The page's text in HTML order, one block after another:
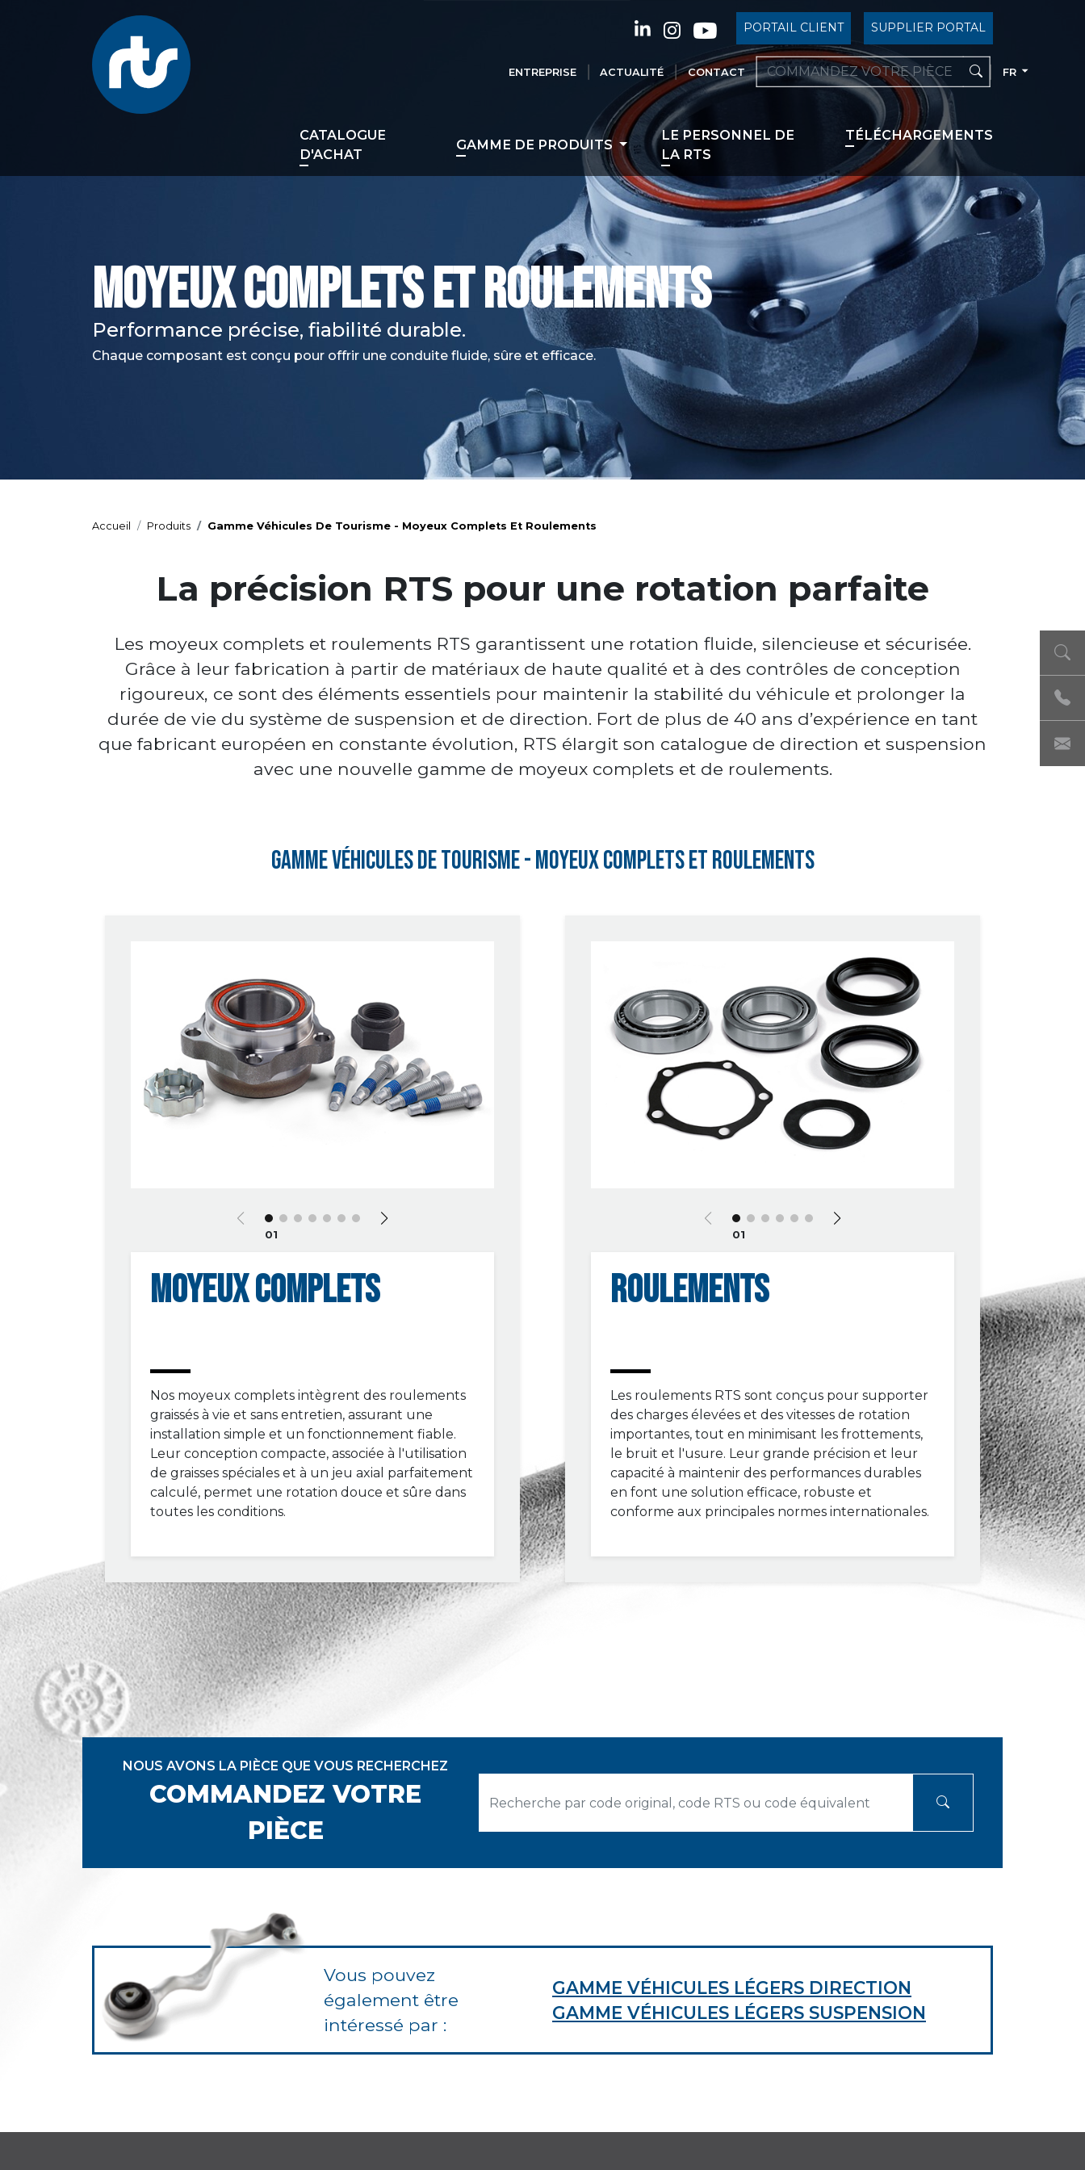
PORTAIL CLIENT SUPPLIER PORTAL
ENTREPRISE ACTUALITÉ CONTACT FR
CATALOGUE
D'ACHAT
GAMME DE PRODUITS
LE PERSONNEL DE
LA RTS
TÉLÉCHARGEMENTS
MOYEUX COMPLETS ET ROULEMENTS
Performance précise, fiabilité durable.
Chaque composant est conçu pour offrir une conduite fluide, sûre et efficace.
Accueil Produits Gamme Véhicules De Tourisme - Moyeux Complets Et Roulements
La précision RTS pour une rotation parfaite
Les moyeux complets et roulements RTS garantissent une rotation fluide, silencieuse et sécurisée.
Grâce à leur fabrication à partir de matériaux de haute qualité et à des contrôles de conception
rigoureux, ce sont des éléments essentiels pour maintenir la stabilité du véhicule et prolonger la
durée de vie du système de suspension et de direction. Fort de plus de 40 ans d’expérience en tant
que fabricant européen en constante évolution, RTS élargit son catalogue de direction et suspension
avec une nouvelle gamme de moyeux complets et de roulements.
Gamme Véhicules De Tourisme - Moyeux Complets Et Roulements
01
MOYEUX COMPLETS
Nos moyeux complets intègrent des roulements
graissés à vie et sans entretien, assurant une
installation simple et un fonctionnement fiable.
Leur conception compacte, associée à l'utilisation
de graisses spéciales et à un jeu axial parfaitement
calculé, permet une rotation douce et sûre dans
toutes les conditions.
01
ROULEMENTS
Les roulements RTS sont conçus pour supporter
des charges élevées et des vitesses de rotation
importantes, tout en minimisant les frottements,
le bruit et l'usure. Leur grande précision et leur
capacité à maintenir des performances durables
en font une solution efficace, robuste et
conforme aux principales normes internationales.
NOUS AVONS LA PIÈCE QUE VOUS RECHERCHEZ
COMMANDEZ VOTRE
PIÈCE
Vous pouvez
également être
intéressé par :
GAMME VÉHICULES LÉGERS DIRECTION
GAMME VÉHICULES LÉGERS SUSPENSION